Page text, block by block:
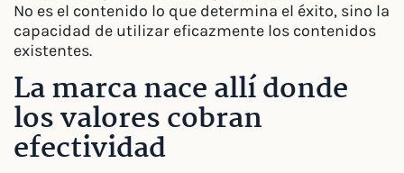
No es el contenido lo que determina el éxito, sino la
capacidad de utilizar eficazmente los contenidos
existentes.
La marca nace allí donde
los valores cobran
efectividad